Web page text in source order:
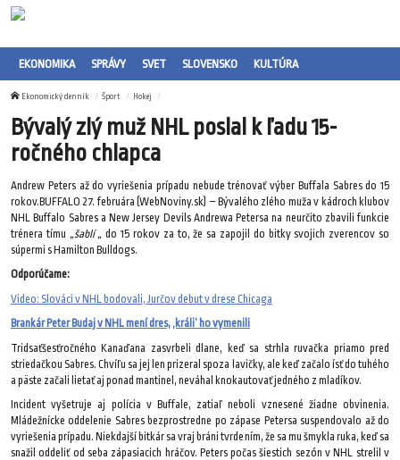
EKONOMIKA SPRÁVY SVET SLOVENSKO KULTÚRA
Ekonomický denník Šport Hokej
Bývalý zlý muž NHL poslal k ľadu 15-
ročného chlapca
Andrew Peters až do vyriešenia prípadu nebude trénovať výber Buffala Sabres do 15
rokov.BUFFALO 27. februára (WebNoviny.sk) – Bývalého zlého muža v kádroch klubov
NHL Buffalo Sabres a New Jersey Devils Andrewa Petersa na neurčito zbavili funkcie
trénera tímu „šablí „ do 15 rokov za to, že sa zapojil do bitky svojich zverencov so
súpermi s Hamilton Bulldogs.
Odporúčame:
Video: Slováci v NHL bodovali, Jurčov debut v drese Chicaga
Brankár Peter Budaj v NHL mení dres, ‚králi‘ ho vymenili
Tridsaťšesťročného Kanaďana zasvrbeli dlane, keď sa strhla ruvačka priamo pred
striedačkou Sabres. Chvíľu sa jej len prizeral spoza lavičky, ale keď začalo ísť do tuhého
a päste začali lietať aj ponad mantinel, neváhal knokautovať jedného z mladíkov.
Incident vyšetruje aj polícia v Buffale, zatiaľ neboli vznesené žiadne obvinenia.
Mládežnícke oddelenie Sabres bezprostredne po zápase Petersa suspendovalo až do
vyriešenia prípadu. Niekdajší bitkár sa vraj bráni tvrdením, že sa mu šmykla ruka, keď sa
snažil oddeliť od seba zápasiacich hráčov. Peters počas šiestich sezón v NHL strelil v